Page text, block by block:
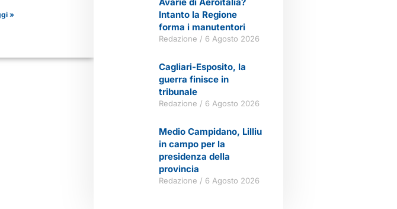
»
Intanto la Regione
forma i manutentori
Redazione 6 Agosto 2026
Cagliari-Esposito, la
guerra finisce in
tribunale
Redazione 6 Agosto 2026
Medio Campidano, Lilliu
in campo per la
presidenza della
provincia
Redazione 6 Agosto 2026